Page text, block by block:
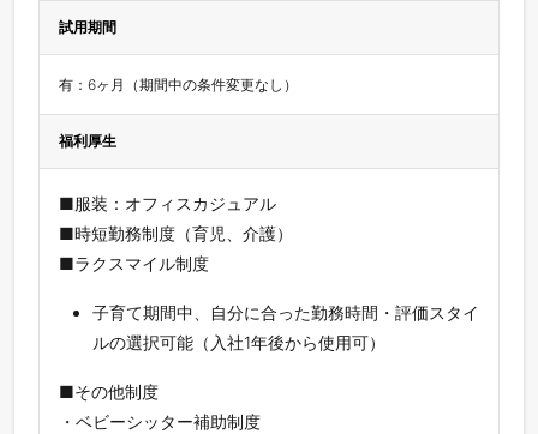
試用期間
有：6ヶ月（期間中の条件変更なし）
福利厚生
■服装：オフィスカジュアル
■時短勤務制度（育児、介護）
■ラクスマイル制度
子育て期間中、自分に合った勤務時間・評価スタイ
ルの選択可能（入社1年後から使用可）
■その他制度
・ベビーシッター補助制度